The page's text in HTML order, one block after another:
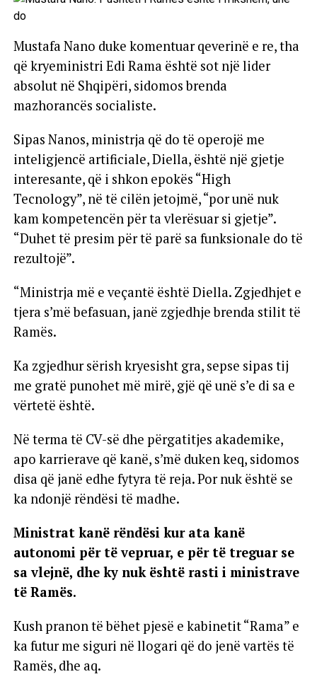
Mustafa Nano duke komentuar qeverinë e re, tha
që kryeministri Edi Rama është sot një lider
absolut në Shqipëri, sidomos brenda
mazhorancës socialiste.
Sipas Nanos, ministrja që do të operojë me
inteligjencë artificiale, Diella, është një gjetje
interesante, që i shkon epokës “High
Tecnology”, në të cilën jetojmë, “por unë nuk
kam kompetencën për ta vlerësuar si gjetje”.
“Duhet të presim për të parë sa funksionale do të
rezultojë”.
“Ministrja më e veçantë është Diella. Zgjedhjet e
tjera s’më befasuan, janë zgjedhje brenda stilit të
Ramës.
Ka zgjedhur sërish kryesisht gra, sepse sipas tij
me gratë punohet më mirë, gjë që unë s’e di sa e
vërtetë është.
Në terma të CV-së dhe përgatitjes akademike,
apo karrierave që kanë, s’më duken keq, sidomos
disa që janë edhe fytyra të reja. Por nuk është se
ka ndonjë rëndësi të madhe.
Ministrat kanë rëndësi kur ata kanë
autonomi për të vepruar, e për të treguar se
sa vlejnë, dhe ky nuk është rasti i ministrave
të Ramës.
Kush pranon të bëhet pjesë e kabinetit “Rama” e
ka futur me siguri në llogari që do jenë vartës të
Ramës, dhe aq.